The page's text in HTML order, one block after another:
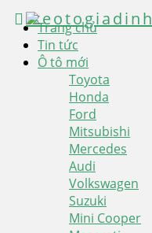
Trang chủ
Tin tức
Ô tô mới
Toyota
Honda
Ford
Mitsubishi
Mercedes
Audi
Volkswagen
Suzuki
Mini Cooper
xeotogiadinh